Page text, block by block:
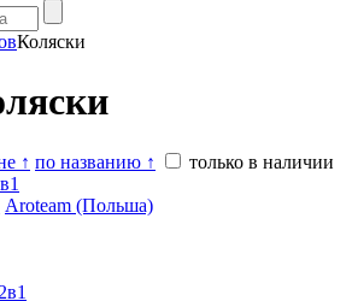
Коляски
↑ по названию ↑ только в наличии
Aroteam (Польша)